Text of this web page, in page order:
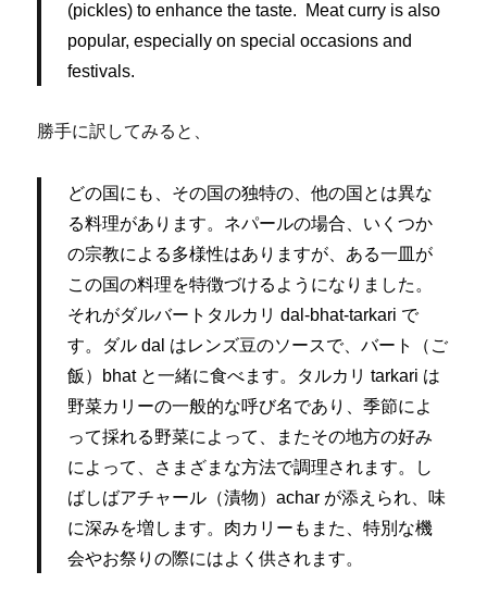
(pickles) to enhance the taste. Meat curry is also
popular, especially on special occasions and
festivals.
勝手に訳してみると、
どの国にも、その国の独特の、他の国とは異な
る料理があります。ネパールの場合、いくつか
の宗教による多様性はありますが、ある一皿が
この国の料理を特徴づけるようになりました。
それがダルバートタルカリ dal-bhat-tarkari で
す。ダル dal はレンズ豆のソースで、バート（ご
飯）bhat と一緒に食べます。タルカリ tarkari は
野菜カリーの一般的な呼び名であり、季節によ
って採れる野菜によって、またその地方の好み
によって、さまざまな方法で調理されます。し
ばしばアチャール（漬物）achar が添えられ、味
に深みを増します。肉カリーもまた、特別な機
会やお祭りの際にはよく供されます。